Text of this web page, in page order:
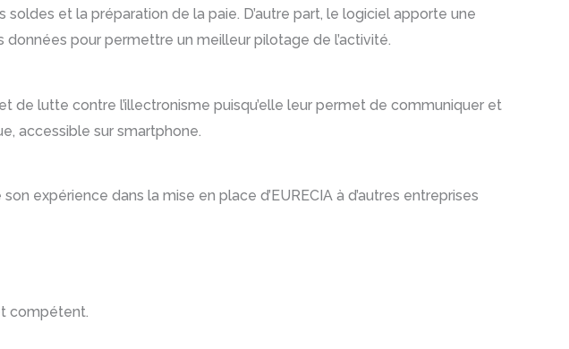
et la préparation de la paie. D’autre part, le logiciel apporte une
pour permettre un meilleur pilotage de l’activité.
de lutte contre l’illectronisme puisqu’elle leur permet de communiquer et
accessible sur smartphone.
expérience dans la mise en place d’EURECIA à d’autres entreprises
compétent.